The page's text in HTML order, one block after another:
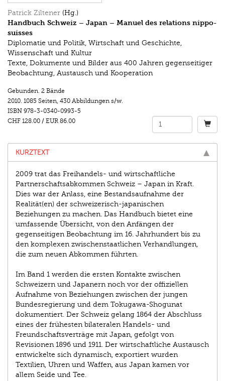
Patrick Ziltener (Hg.)
Handbuch Schweiz – Japan – Manuel des relations nippo-
suisses
Diplomatie und Politik, Wirtschaft und Geschichte,
Wissenschaft und Kultur
Texte, Dokumente und Bilder aus 400 Jahren gegenseitiger
Beobachtung, Austausch und Kooperation
Gebunden. 2 Bände
2010. 1085 Seiten, 430 Abbildungen s/w.
ISBN 978-3-0340-0993-5
CHF 128.00 / EUR 86.00
KURZTEXT
2009 trat das Freihandels- und wirtschaftliche
Partnerschaftsabkommen Schweiz – Japan in Kraft.
Dies war der Anlass, eine Bestandsaufnahme der
Realität(en) der schweizerisch-japanischen
Beziehungen zu machen. Das Handbuch bietet eine
umfassende Übersicht, von den Anfängen der
gegenseitigen Beobachtung im 16. Jahrhundert bis zu
den komplexen zwischenstaatlichen Verhandlungen,
die zum neuen Abkommen führten.
Im Band 1 werden die ersten Kontakte zwischen
Schweizern und Japanern noch vor der offiziellen
Aufnahme von Beziehungen zwischen der jungen
Bundesregierung und dem Tokugawa-Shogunat
dokumentiert. Der Schweiz gelang 1864 der Abschluss
eines der frühesten bilateralen Handels- und
Freundschaftsverträge mit Japan, gefolgt von
Revisionen 1896 und 1911. Der wirtschaftliche Austausch
entwickelte sich dynamisch, exportiert wurden
Textilien, Uhren und Waffen, aus Japan kamen vor
allem Seide und Tee.